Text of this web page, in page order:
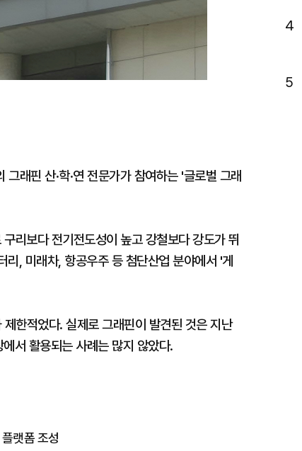
래핀 산·학·연 전문가가 참여하는 '글로벌 그래
리보다 전기전도성이 높고 강철보다 강도가 뛰
, 미래차, 항공우주 등 첨단산업 분야에서 '게
한적었다. 실제로 그래핀이 발견된 것은 지난
서 활용되는 사례는 많지 않았다.
랫폼 조성
4
5